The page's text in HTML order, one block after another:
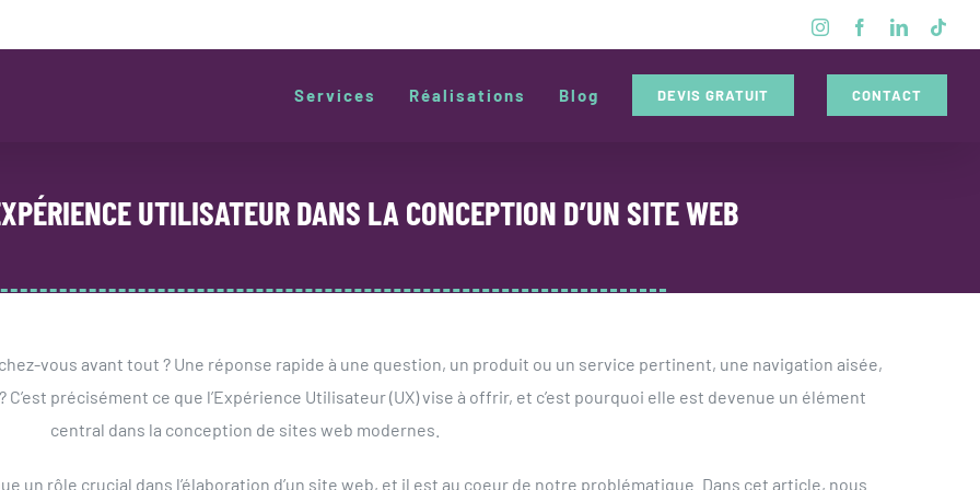
InstagramFacebookLinkedIn
Services Réalisations Blog DEVIS GRATUIT CONTACT
UTILISATEUR DANS LA CONCEPTION D’UN SITE WEB
vous avant tout ? Une réponse rapide à une question, un produit ou un service pertinent, une navigation aisée,
précisément ce que l’Expérience Utilisateur (UX) vise à offrir, et c’est pourquoi elle est devenue un élément
central dans la conception de sites web modernes.
un rôle crucial dans l’élaboration d’un site web, et il est au coeur de notre problématique. Dans cet article, nous